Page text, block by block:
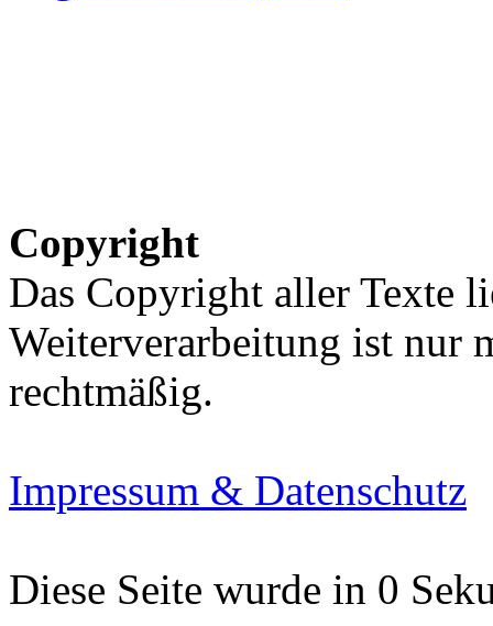
Copyright
Das Copyright aller Texte
Weiterverarbeitung ist nur
rechtmäßig.
Impressum & Datenschutz
Diese Seite wurde in 0